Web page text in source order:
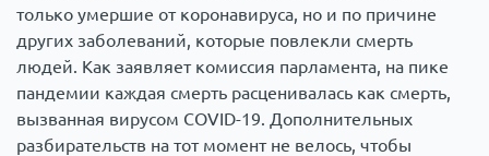
только умершие от коронавируса, но и по причине
других заболеваний, которые повлекли смерть
людей. Как заявляет комиссия парламента, на пике
пандемии каждая смерть расценивалась как смерть,
вызванная вирусом COVID-19. Дополнительных
разбирательств на тот момент не велось, чтобы